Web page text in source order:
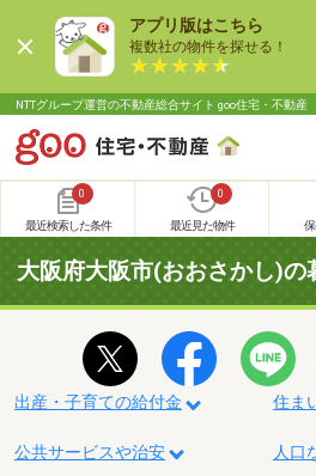
アプリ版はこちら
複数社の物件を探せる！
NTTグループ運営の不動産総合サイト goo住宅・不動産
0
最近検索した条件
0
最近見た物件
大阪府大阪市(おおさかし)の
出産・子育ての給付金 住ま
公共サービスや治安 人口